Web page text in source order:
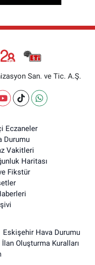
San. ve Tic. A.Ş.
Eczaneler
Durumu
Vakitleri
Haritası
Fikstür
Eskişehir Hava Durumu
İlan Oluşturma Kuralları